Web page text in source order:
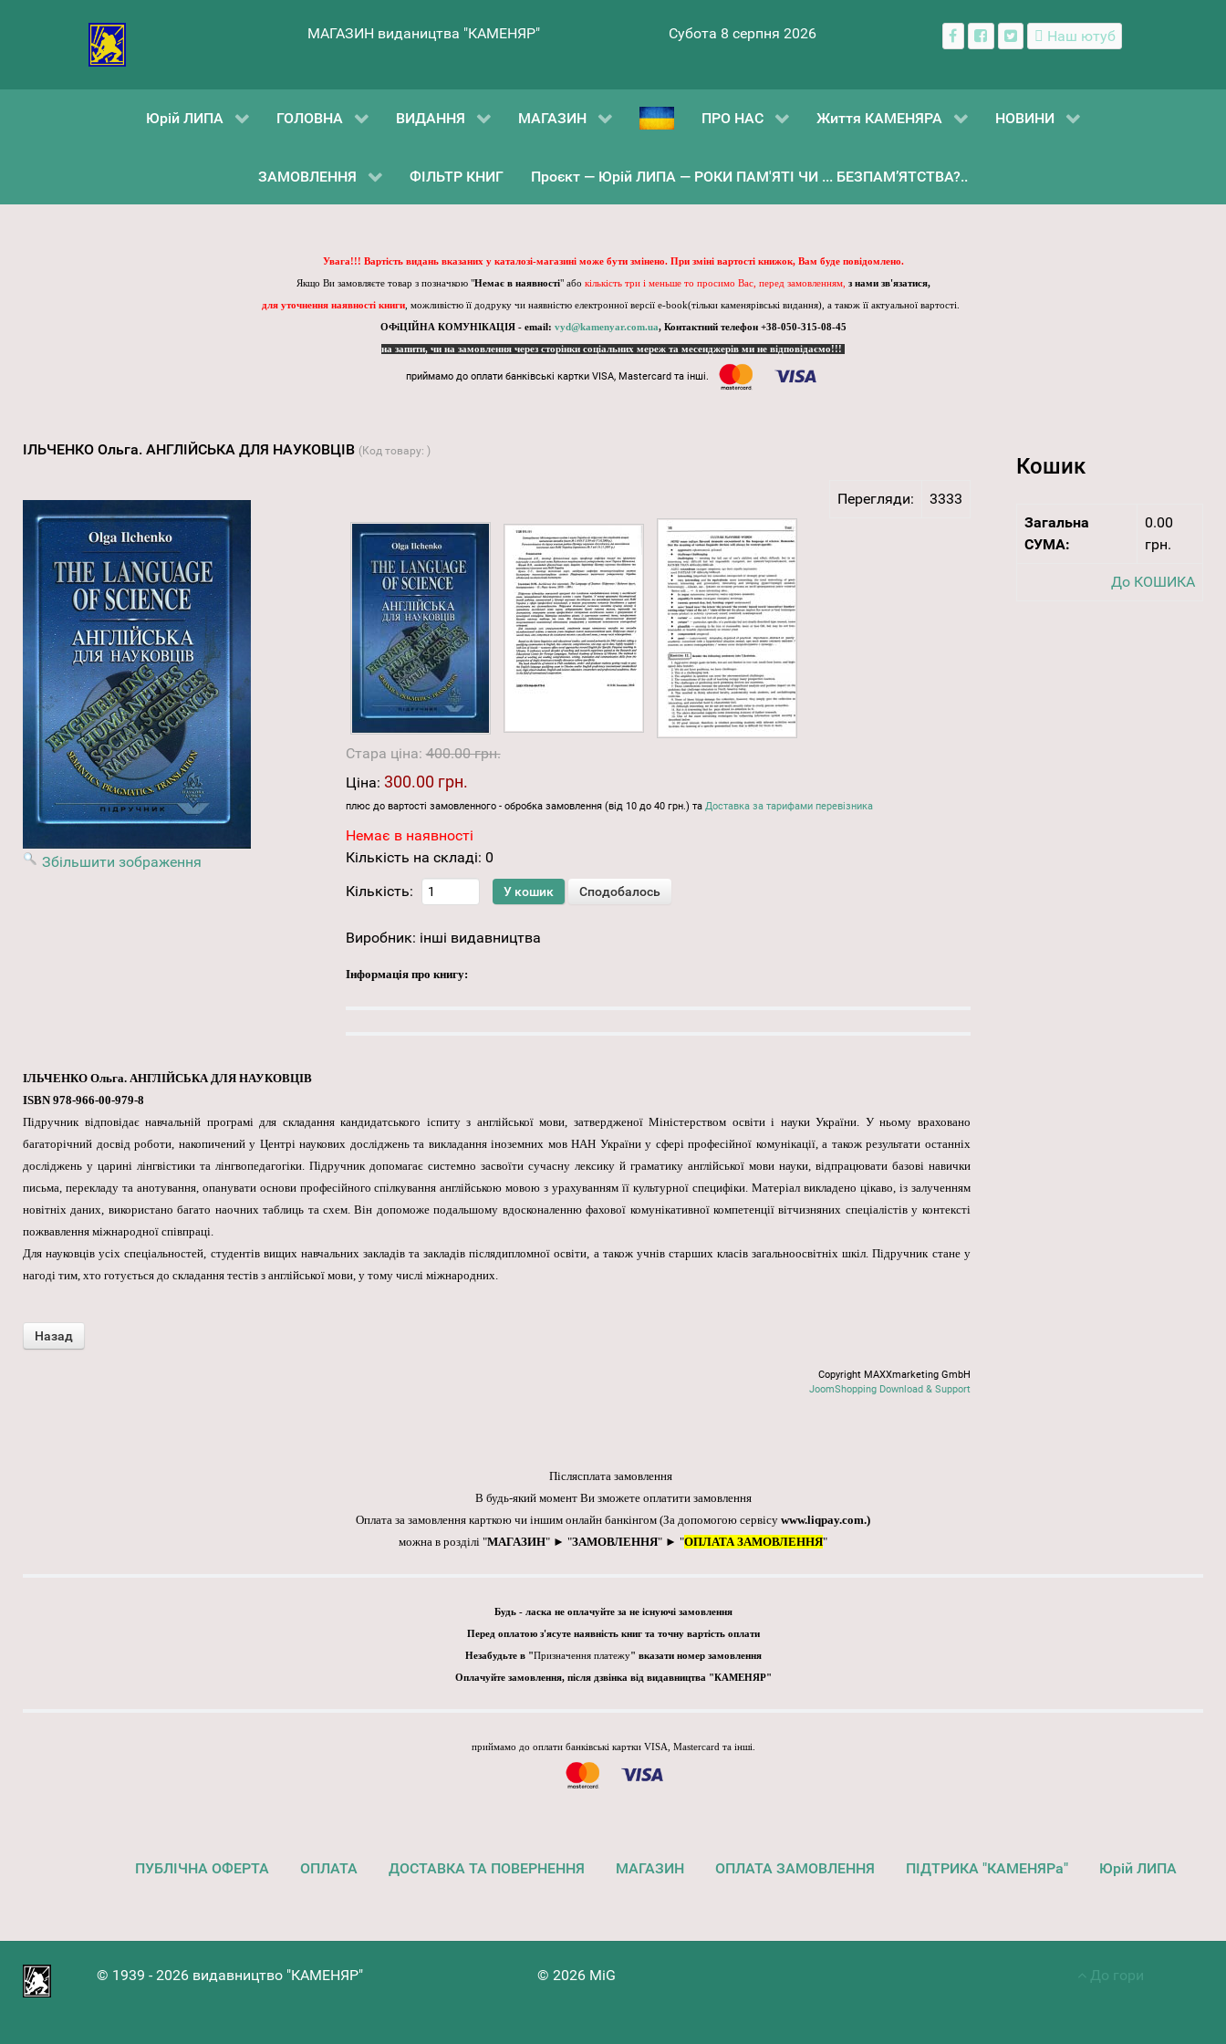
МАГАЗИН видаництва "КАМЕНЯР" Субота 8 серпня 2026 Наш ютуб
Юрій ЛИПА ГОЛОВНА ВИДАННЯ МАГАЗИН ПРО НАС Життя КАМЕНЯРА НОВИНИ
ЗАМОВЛЕННЯ ФІЛЬТР КНИГ Проєкт — Юрій ЛИПА — РОКИ ПАМ'ЯТІ ЧИ ... БЕЗПАМ’ЯТСТВА?..
Увага!!! Вартість видань вказаних у каталозі-магазині може бути змінено. При зміні вартості книжок, Вам буде повідомлено.
Якщо Ви замовляєте товар з позначкою "Немає в наявності" або кількість три і меньше то просимо Вас, перед замовленням, з нами зв'язатися,
для уточнення наявності книги, можливістю її додруку чи наявністю електронної версії e-book(тільки каменярівські видання), а також її актуальної вартості.
ОФіЦІЙНА КОМУНІКАЦІЯ - email: vyd@kamenyar.com.ua, Контактний телефон +38-050-315-08-45
на запити, чи на замовлення через сторінки соціальних мереж та месенджерів ми не відповідаємо!!!
приймамо до оплати банківські картки VISA, Mastercard та інші.
ІЛЬЧЕНКО Ольга. АНГЛІЙСЬКА ДЛЯ НАУКОВЦІВ (Код товару: )
Перегляди: 3333
Збільшити зображення
Стара ціна:400.00 грн.
Ціна: 300.00 грн.
плюс до вартості замовленного - обробка замовлення (від 10 до 40 грн.) та Доставка за тарифами перевізника
Немає в наявності
Кількість на складі: 0
Кількість:
Виробник: інші видавництва
Інформація про книгу:
ІЛЬЧЕНКО Ольга. АНГЛІЙСЬКА ДЛЯ НАУКОВЦІВ
ISBN 978-966-00-979-8
Підручник відповідає навчальній програмі для складання кандидатського іспиту з англійської мови, затвердженої Міністерством освіти і науки України. У ньому враховано
багаторічний досвід роботи, накопичений у Центрі наукових досліджень та викладання іноземних мов НАН України у сфері професійної комунікації, а також результати останніх
досліджень у царині лінгвістики та лінгвопедагогіки. Підручник допомагає системно засвоїти сучасну лексику й граматику англійської мови науки, відпрацювати базові навички
письма, перекладу та анотування, опанувати основи професійного спілкування англійською мовою з урахуванням її культурної специфіки. Матеріал викладено цікаво, із залученням
новітніх даних, використано багато наочних таблиць та схем. Він допоможе подальшому вдосконаленню фахової комунікативної компетенції вітчизняних спеціалістів у контексті
пожвавлення міжнародної співпраці.
Для науковців усіх спеціальностей, студентів вищих навчальних закладів та закладів післядипломної освіти, а також учнів старших класів загальноосвітніх шкіл. Підручник стане у
нагоді тим, хто готується до складання тестів з англійської мови, у тому числі міжнародних.
Copyright MAXXmarketing GmbH
JoomShopping Download & Support
Кошик
Загальна
СУМА:
0.00
грн.
До КОШИКА
Післясплата замовлення
В будь-який момент Ви зможете оплатити замовлення
Оплата за замовлення карткою чи іншим онлайн банкінгом (За допомогою сервісу www.liqpay.com.)
можна в розділі "МАГАЗИН" ► "ЗАМОВЛЕННЯ" ► "ОПЛАТА ЗАМОВЛЕННЯ"
Будь - ласка не оплачуйте за не існуючі замовлення
Перед оплатою з'ясуте наявність книг та точну вартість оплати
Незабудьте в "Призначення платежу" вказати номер замовлення
Оплачуйте замовлення, після дзвінка від видавництва "КАМЕНЯР"
приймамо до оплати банківські картки VISA, Mastercard та інші.
ПУБЛІЧНА ОФЕРТА ОПЛАТА ДОСТАВКА ТА ПОВЕРНЕННЯ МАГАЗИН ОПЛАТА ЗАМОВЛЕННЯ ПІДТРИКА "КАМЕНЯРа" Юрій ЛИПА
© 1939 - 2026 видавництво "КАМЕНЯР" © 2026 MiG До гори